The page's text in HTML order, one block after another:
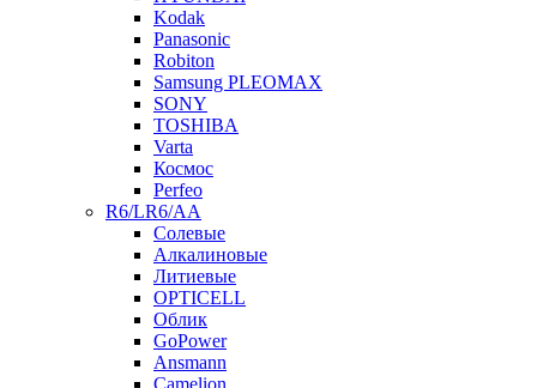
Kodak
Panasonic
Robiton
Samsung PLEOMAX
SONY
TOSHIBA
Varta
Космос
Perfeo
R6/LR6/AA
Солевые
Алкалиновые
Литиевые
OPTICELL
Облик
GoPower
Ansmann
Camelion